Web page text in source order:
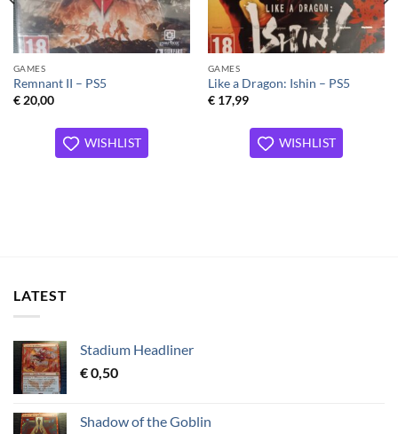
GAMES
Remnant II – PS5
€20,00
WISHLIST
GAMES
Like a Dragon: Ishin – PS5
€17,99
WISHLIST
LATEST
Stadium Headliner
€0,50
Shadow of the Goblin